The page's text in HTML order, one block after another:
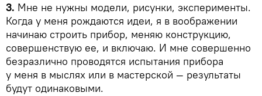
3. Мне не нужны модели, рисунки, эксперименты.
Когда у меня рождаются идеи, я в воображении
начинаю строить прибор, меняю конструкцию,
совершенствую ее, и включаю. И мне совершенно
безразлично проводятся испытания прибора
у меня в мыслях или в мастерской — результаты
будут одинаковыми.